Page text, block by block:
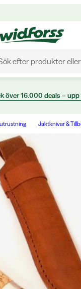
efter produkter
över 16.000 deals –
Jaktknivar &